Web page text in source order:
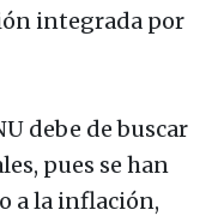
integrada por
debe de buscar
pues se han
a la inflación,